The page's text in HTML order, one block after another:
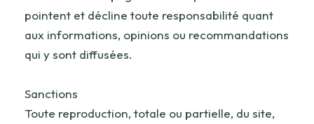
pointent et décline toute responsabilité quant
aux informations, opinions ou recommandations
qui y sont diffusées.
Sanctions
Toute reproduction, totale ou partielle, du site,